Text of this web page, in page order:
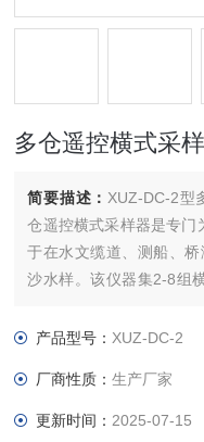
多仓遥控横式采
简要描述： XUZ-DC-2型
仓遥控横式采样器是专门
于在水文缆道、测船、
沙水样。该仪器集2-8组
简单、使用维护方便、
产品型号： XUZ-DC-2
厂商性质：生产厂家
更新时间： 2025-07-15